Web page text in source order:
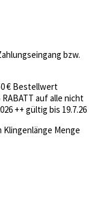
bzw.
€ Bestellwert
RABATT auf alle nicht
++ gültig bis 19.7.26
Klingenlänge Menge